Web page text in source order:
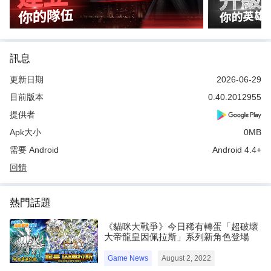
冒險中提升排名
術」、曼德羅人的「瓦解」等強大招式！
- 在回合制 RPG 戰鬥中指揮絕地武士、西斯武士及賞金獵人，進行
線上組隊
- 與公會好友聯手，在史詩式的線上角色扮演遊戲中帶頭突襲，對抗
蘭克與 AAT 坦克等傳奇頭目
加入全息影像桌，召集你的隊伍，並在這款經典的回合制策略角色
扮演遊戲中證明你的傳奇成就。
本應用程式：需要接受EA的隱私與Cookie政策及使用者協議。需要
網際網路連線（可能需支付網路費用）。 允許玩家透過遊戲內聊天
溝通。若要停用，請在遊戲內設定選單中查看「聊天室設定」。
訊息
更新日期
2026-06-29
目前版本
0.40.2012955
提供者
Apk大小
0MB
需要 Android
Android 4.4+
回饋
熱門話題
《貓咪大戰爭》今日稀有轉蛋「超破壞
大帝龍皇因佩拉斯」系列新角色登場
Game News August 2, 2022